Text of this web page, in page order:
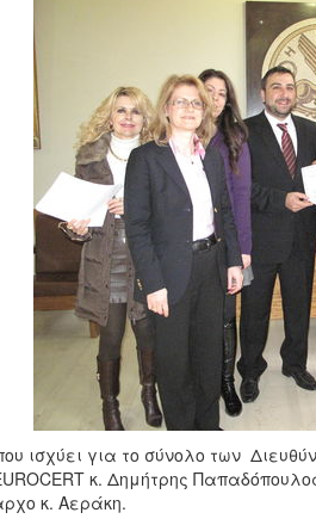
που ισχύει για το σύνολο των
κ. Δημήτρης
κ. Αεράκη.